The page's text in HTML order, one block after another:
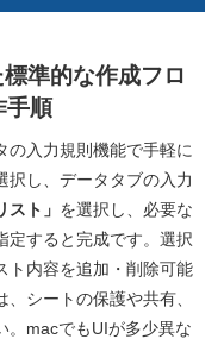
準的な作成フロ
手順
の入力規則機能で手軽に
択し、データタブの入力
スト」 を選択し、必要な
定すると完成です。選択
ト内容を追加・削除可能
シートの保護や共有、
。macでもUIが多少異な